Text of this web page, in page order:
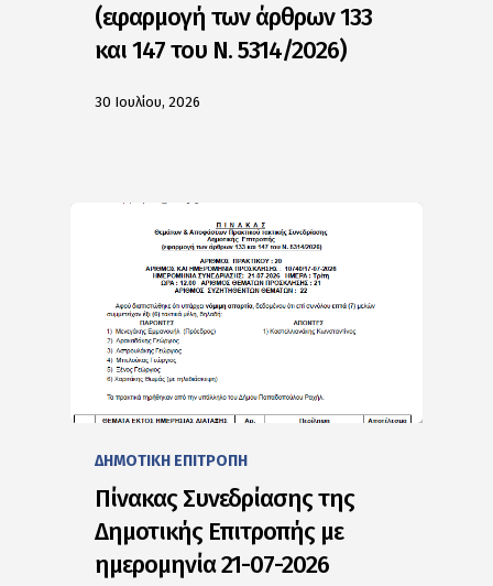
(εφαρμογή των άρθρων 133
και 147 του Ν. 5314/2026)
30 Ιουλίου, 2026
ΔΗΜΟΤΙΚΗ ΕΠΙΤΡΟΠΗ
Πίνακας Συνεδρίασης της
Δημοτικής Επιτροπής με
ημερομηνία 21-07-2026